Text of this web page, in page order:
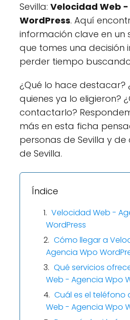
Sevilla: Velocidad Web
WordPress. Aquí
información clave en un
que tomes una decisión
perder tiempo
¿Qué lo hace destacar?
quienes ya lo eligieron?
contactarlo?
más en esta ficha
personas de Sevilla y
de Sevilla.
Índice
Velocidad Web -
WordPress
Cómo llegar a
Agencia Wpo
Qué servicios
Web - Agencia Wpo
Cuál es el teléfono
Web - Agencia Wpo